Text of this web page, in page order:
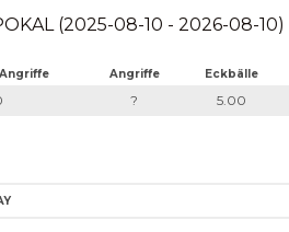
(2025-08-10 - 2026-08-10)
Angriffe Eckbälle
? 5.00